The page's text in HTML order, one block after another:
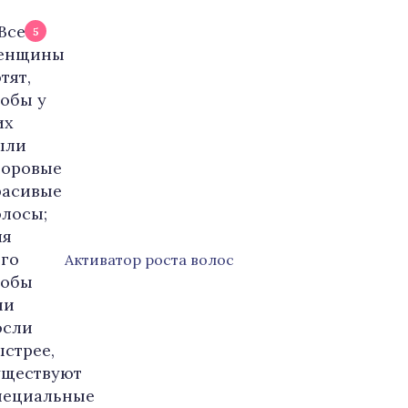
5
Активатор роста волос